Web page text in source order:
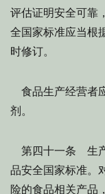
评估证明安全可靠
全国家标准应当根
时修订。
食品生产经营者
剂。
第四十一条 生产
品安全国家标准。
险的食品相关产品